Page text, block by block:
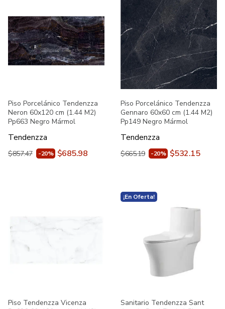
Piso Porcelánico Tendenzza
Neron 60x120 cm (1.44 M2)
Pp663 Negro Mármol
Tendenzza
$857.47 -20% $685.98
Piso Porcelánico Tendenzza
Gennaro 60x60 cm (1.44 M2)
Pp149 Negro Mármol
Tendenzza
$665.19 -20% $532.15
Piso Tendenzza Vicenza
¡En Oferta!
Sanitario Tendenzza Sant